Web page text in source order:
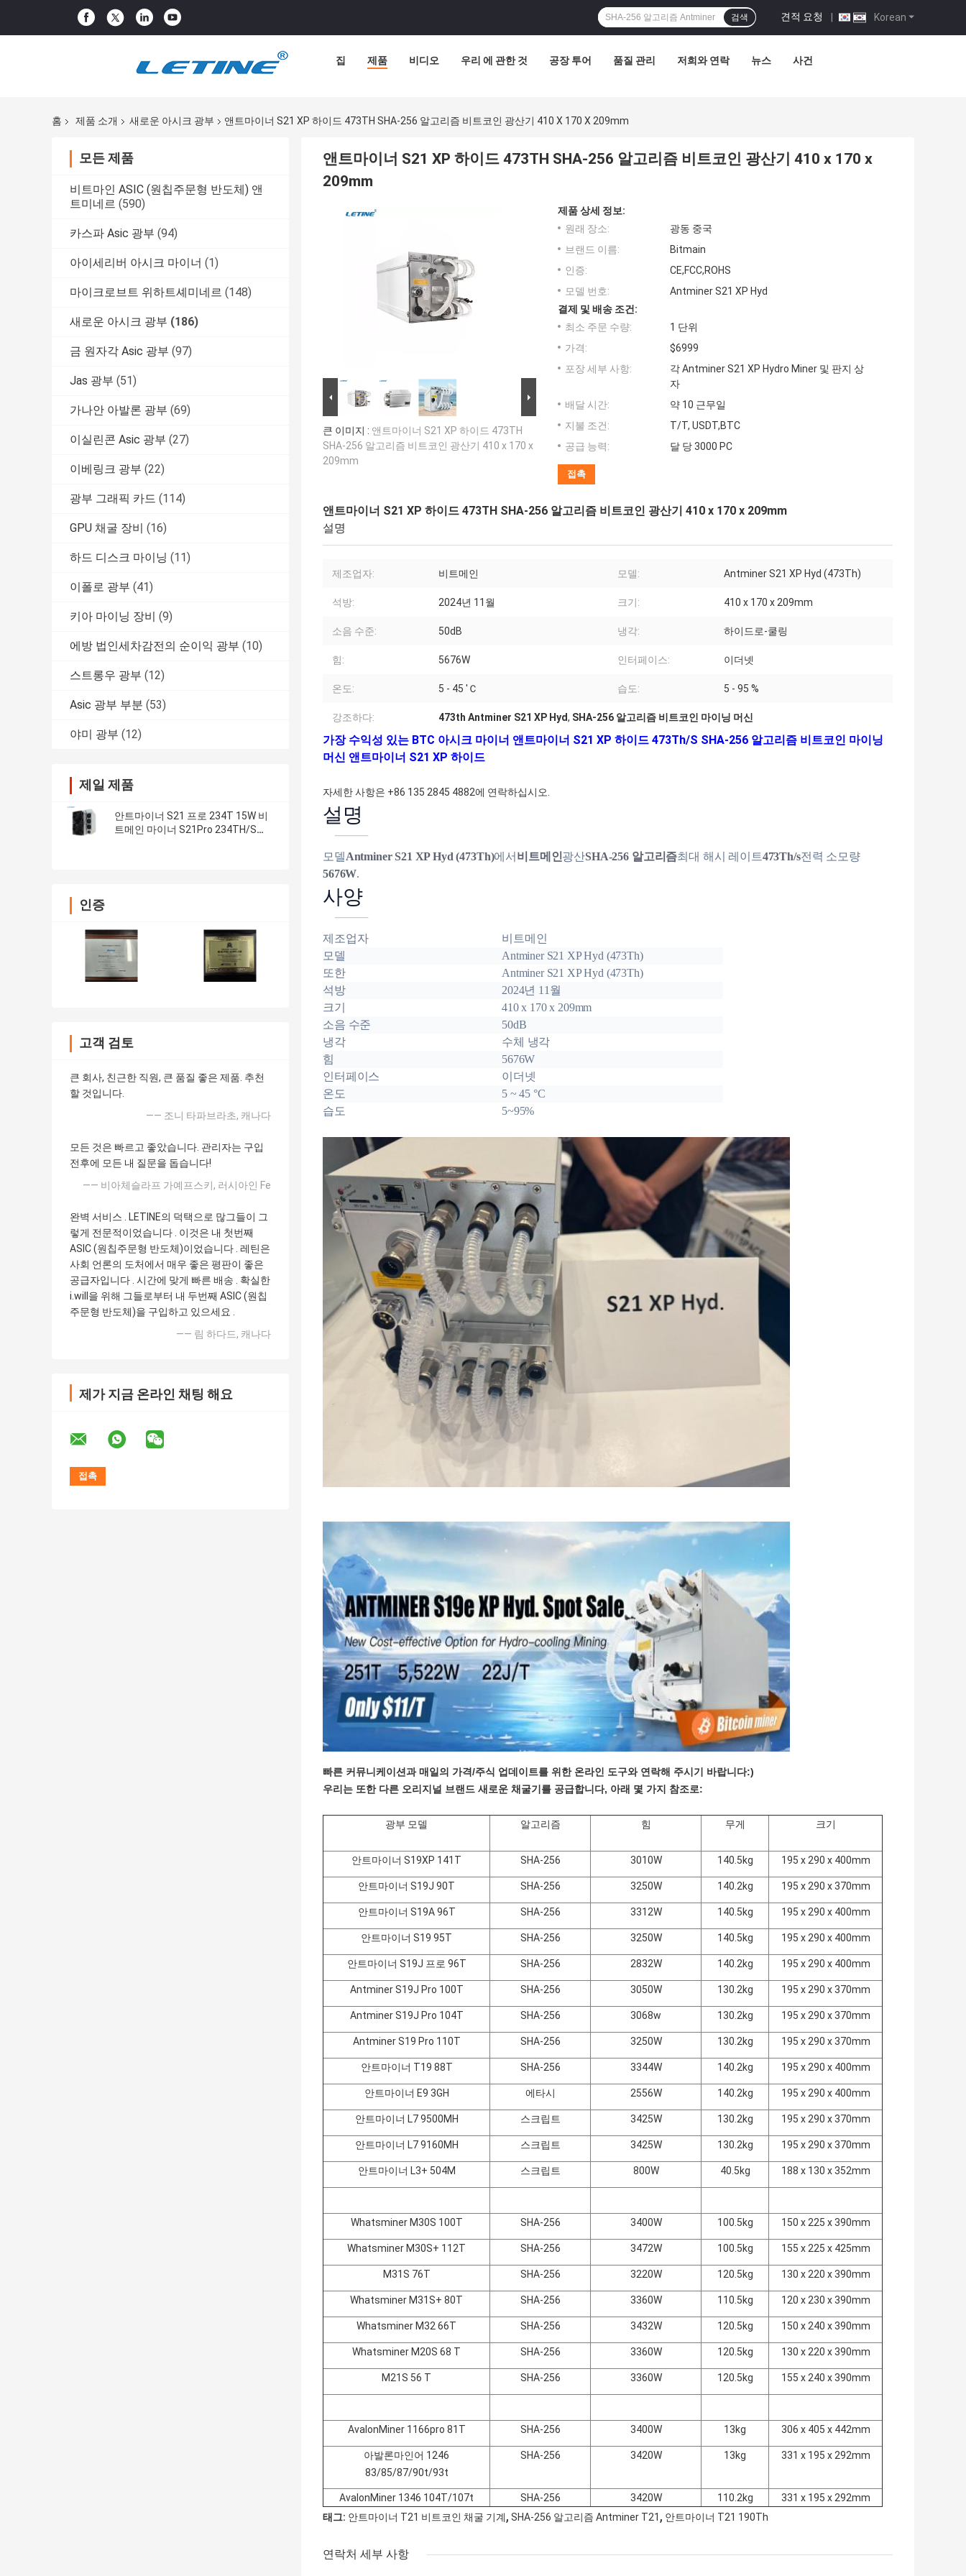
Korean
견적 요청 |
검색
집 제품 비디오 우리 에 관한 것 공장 투어 품질 관리 저희와 연락 뉴스 사건
홈 제품 소개 새로운 아시크 광부 앤트마이너 S21 XP 하이드 473TH SHA-256 알고리즘 비트코인 광산기 410 X 170 X 209mm
모든 제품
비트마인 ASIC (원칩주문형 반도체) 앤
트미네르 (590)
카스파 Asic 광부 (94)
아이세리버 아시크 마이너 (1)
마이크로브트 위하트셰미네르 (148)
새로운 아시크 광부 (186)
금 원자각 Asic 광부 (97)
Jas 광부 (51)
가나안 아발론 광부 (69)
이실린콘 Asic 광부 (27)
이베링크 광부 (22)
광부 그래픽 카드 (114)
GPU 채굴 장비 (16)
하드 디스크 마이닝 (11)
이폴로 광부 (41)
키아 마이닝 장비 (9)
에방 법인세차감전의 순이익 광부 (10)
스트롱우 광부 (12)
Asic 광부 부분 (53)
야미 광부 (12)
제일 제품
안트마이너 S21 프로 234T 15W 비
트메인 마이너 S21Pro 234TH/S
인증
고객 검토
큰 회사, 친근한 직원, 큰 품질 좋은 제품. 추천
할 것입니다.
—— 조니 타파브라초, 캐나다
모든 것은 빠르고 좋았습니다. 관리자는 구입
전후에 모든 내 질문을 돕습니다!
—— 비아체슬라프 가예프스키, 러시아인 Fe
완벽 서비스 . LETINE의 덕택으로 많그들이 그
렇게 전문적이었습니다 . 이것은 내 첫번째
ASIC (원칩주문형 반도체)이었습니다 . 레틴은
사회 언론의 도처에서 매우 좋은 평판이 좋은
공급자입니다 . 시간에 맞게 빠른 배송 . 확실한
i.will을 위해 그들로부터 내 두번째 ASIC (원칩
주문형 반도체)을 구입하고 있으세요 .
—— 림 하다드, 캐나다
제가 지금 온라인 채팅 해요
앤트마이너 S21 XP 하이드 473TH SHA-256 알고리즘 비트코인 광산기 410 x 170 x
209mm
큰 이미지 : 앤트마이너 S21 XP 하이드 473TH
SHA-256 알고리즘 비트코인 광산기 410 x 170 x
209mm
제품 상세 정보:
원래 장소:
광동 중국
브랜드 이름:
Bitmain
인증:
CE,FCC,ROHS
모델 번호:
Antminer S21 XP Hyd
결제 및 배송 조건:
최소 주문 수량:
1 단위
가격:
$6999
포장 세부 사항:
각 Antminer S21 XP Hydro Miner 및 판지 상
자
배달 시간:
약 10 근무일
지불 조건:
T/T, USDT,BTC
공급 능력:
달 당 3000 PC
접촉
앤트마이너 S21 XP 하이드 473TH SHA-256 알고리즘 비트코인 광산기 410 x 170 x 209mm
설명
제조업자: 비트메인 모델: Antminer S21 XP Hyd (473Th)
석방: 2024년 11월 크기: 410 x 170 x 209mm
소음 수준: 50dB 냉각: 하이드로-쿨링
힘: 5676W 인터페이스: 이더넷
온도: 5 - 45 'Ｃ 습도: 5 - 95 %
강조하다: 473th Antminer S21 XP Hyd, SHA-256 알고리즘 비트코인 마이닝 머신
가장 수익성 있는 BTC 아시크 마이너 앤트마이너 S21 XP 하이드 473Th/S SHA-256 알고리즘 비트코인 마이닝
머신 앤트마이너 S21 XP 하이드
자세한 사항은 +86 135 2845 4882에 연락하십시오.
설명
모델Antminer S21 XP Hyd (473Th)에서 비트메인광산SHA-256 알고리즘최대 해시 레이트473Th/s전력 소모량
5676W.
사양
제조업자
비트메인
모델
Antminer S21 XP Hyd (473Th)
또한
Antminer S21 XP Hyd (473Th)
석방
2024년 11월
크기
410 x 170 x 209mm
소음 수준
50dB
냉각
수체 냉각
힘
5676W
인터페이스
이더넷
온도
5 ~ 45 °C
습도
5~95%
빠른 커뮤니케이션과 매일의 가격/주식 업데이트를 위한 온라인 도구와 연락해 주시기 바랍니다:)
우리는 또한 다른 오리지널 브랜드 새로운 채굴기를 공급합니다, 아래 몇 가지 참조로:
광부 모델 알고리즘 힘 무게 크기
안트마이너 S19XP 141T SHA-256 3010W 140.5kg 195 x 290 x 400mm
안트마이너 S19J 90T SHA-256 3250W 140.2kg 195 x 290 x 370mm
안트마이너 S19A 96T SHA-256 3312W 140.5kg 195 x 290 x 400mm
안트마이너 S19 95T SHA-256 3250W 140.5kg 195 x 290 x 400mm
안트마이너 S19J 프로 96T SHA-256 2832W 140.2kg 195 x 290 x 400mm
Antminer S19J Pro 100T SHA-256 3050W 130.2kg 195 x 290 x 370mm
Antminer S19J Pro 104T SHA-256 3068w 130.2kg 195 x 290 x 370mm
Antminer S19 Pro 110T SHA-256 3250W 130.2kg 195 x 290 x 370mm
안트마이너 T19 88T SHA-256 3344W 140.2kg 195 x 290 x 400mm
안트마이너 E9 3GH 에타시 2556W 140.2kg 195 x 290 x 400mm
안트마이너 L7 9500MH 스크립트 3425W 130.2kg 195 x 290 x 370mm
안트마이너 L7 9160MH 스크립트 3425W 130.2kg 195 x 290 x 370mm
안트마이너 L3+ 504M 스크립트 800W 40.5kg 188 x 130 x 352mm
Whatsminer M30S 100T SHA-256 3400W 100.5kg 150 x 225 x 390mm
Whatsminer M30S+ 112T SHA-256 3472W 100.5kg 155 x 225 x 425mm
M31S 76T SHA-256 3220W 120.5kg 130 x 220 x 390mm
Whatsminer M31S+ 80T SHA-256 3360W 110.5kg 120 x 230 x 390mm
Whatsminer M32 66T SHA-256 3432W 120.5kg 150 x 240 x 390mm
Whatsminer M20S 68 T SHA-256 3360W 120.5kg 130 x 220 x 390mm
M21S 56 T SHA-256 3360W 120.5kg 155 x 240 x 390mm
AvalonMiner 1166pro 81T SHA-256 3400W 13kg 306 x 405 x 442mm
아발론마인어 1246
83/85/87/90t/93t
SHA-256 3420W 13kg 331 x 195 x 292mm
AvalonMiner 1346 104T/107t SHA-256 3420W 110.2kg
331 x 195 x 292mm
태그: 안트마이너 T21 비트코인 채굴 기계, SHA-256 알고리즘 Antminer T21 , 안트마이너 T21 190Th
연락처 세부 사항